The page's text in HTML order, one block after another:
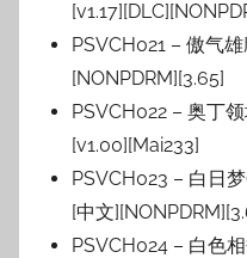
PSVCH021 – 傲气
[NONPDRM][3.65]
PSVCH022 – 奥丁
[v1.00][Mai233]
PSVCH023 – 白日
[中文
PSVCH024 – 白色